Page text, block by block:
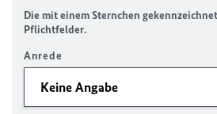
Die mit einem Sternchen
Pflichtfelder.
Anrede